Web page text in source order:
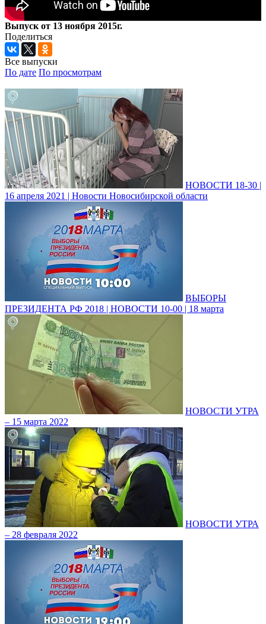
Выпуск от 13 ноября 2015г.
Поделиться
Все выпуски
По дате По просмотрам
НОВОСТИ 18-30 |
16 апреля 2021 | Новости Новосибирской области
ВЫБОРЫ
ПРЕЗИДЕНТА РФ 2018 | НОВОСТИ 10-00 | 18 марта
НОВОСТИ УТРА
– 15 марта 2022
НОВОСТИ УТРА
– 28 февраля 2022